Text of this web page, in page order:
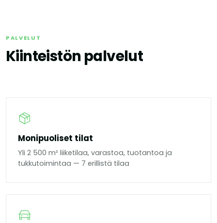
PALVELUT
Kiinteistön palvelut
Monipuoliset tilat
Yli 2 500 m² liiketilaa, varastoa, tuotantoa ja
tukkutoimintaa — 7 erillistä tilaa